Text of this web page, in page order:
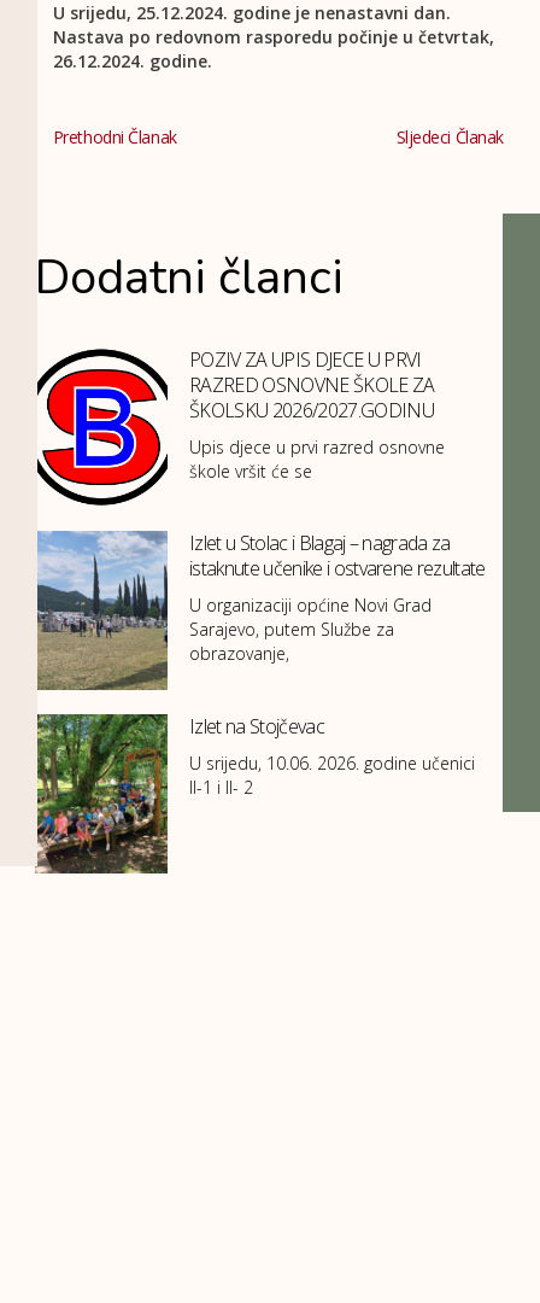
U srijedu, 25.12.2024. godine je nenastavni dan.
Nastava po redovnom rasporedu počinje u četvrtak,
26.12.2024. godine.
Prethodni Članak Sljedeci Članak
Dodatni članci
POZIV ZA UPIS DJECE U PRVI
RAZRED OSNOVNE ŠKOLE ZA
ŠKOLSKU 2026/2027.GODINU
Upis djece u prvi razred osnovne
škole vršit će se
Izlet u Stolac i Blagaj – nagrada za
istaknute učenike i ostvarene rezultate
U organizaciji općine Novi Grad
Sarajevo, putem Službe za
obrazovanje,
Izlet na Stojčevac
U srijedu, 10.06. 2026. godine učenici
II-1 i II- 2